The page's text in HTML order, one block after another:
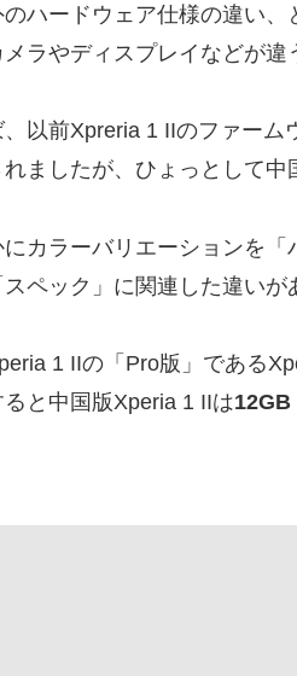
のハードウェア仕様の違い、
ラやディスプレイなどが違
以前Xpreria 1 IIのファー
ましたが、ひょっとして中
カラーバリエーションを
ペック」に関連した違いが
1 IIの「Pro版」である
と中国版Xperia 1 IIは12GB